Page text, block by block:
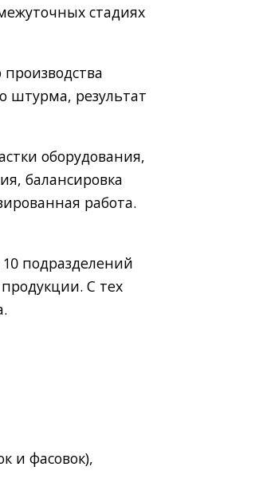
стадиях
штурма, результат
оборудования,
балансировка
работа.
подразделений
С тех
и фасовок),